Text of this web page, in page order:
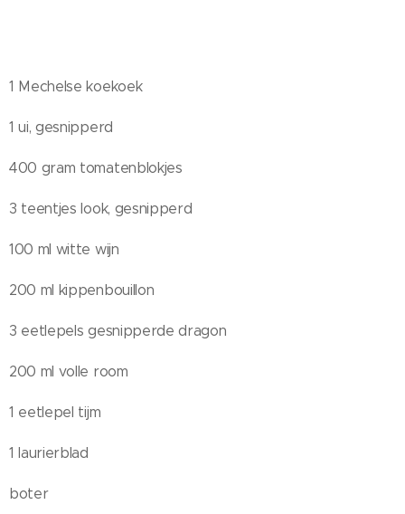
1 Mechelse koekoek
1 ui, gesnipperd
400 gram tomatenblokjes
3 teentjes look, gesnipperd
100 ml witte wijn
200 ml kippenbouillon
3 eetlepels gesnipperde dragon
200 ml volle room
1 eetlepel tijm
1 laurierblad
boter